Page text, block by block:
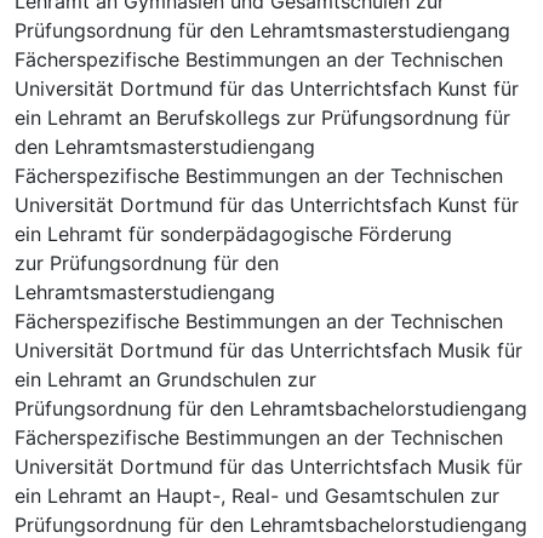
Prüfungsordnung für den Lehramtsmasterstudiengang
Fächerspezifische Bestimmungen an der Technischen
Universität Dortmund für das Unterrichtsfach Kunst für
ein Lehramt an Berufskollegs zur Prüfungsordnung für
den Lehramtsmasterstudiengang
Fächerspezifische Bestimmungen an der Technischen
Universität Dortmund für das Unterrichtsfach Kunst für
ein Lehramt für sonderpädagogische Förderung
zur Prüfungsordnung für den
Lehramtsmasterstudiengang
Fächerspezifische Bestimmungen an der Technischen
Universität Dortmund für das Unterrichtsfach Musik für
ein Lehramt an Grundschulen zur
Prüfungsordnung für den Lehramtsbachelorstudiengang
Fächerspezifische Bestimmungen an der Technischen
Universität Dortmund für das Unterrichtsfach Musik für
ein Lehramt an Haupt-, Real- und Gesamtschulen zur
Prüfungsordnung für den Lehramtsbachelorstudiengang